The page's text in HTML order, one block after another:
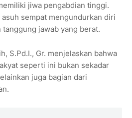
jiwa pengabdian tinggi.
asuh sempat mengundurkan diri
jawab yang berat.
S.Pd.I., Gr. menjelaskan bahwa
seperti ini bukan sekadar
juga bagian dari